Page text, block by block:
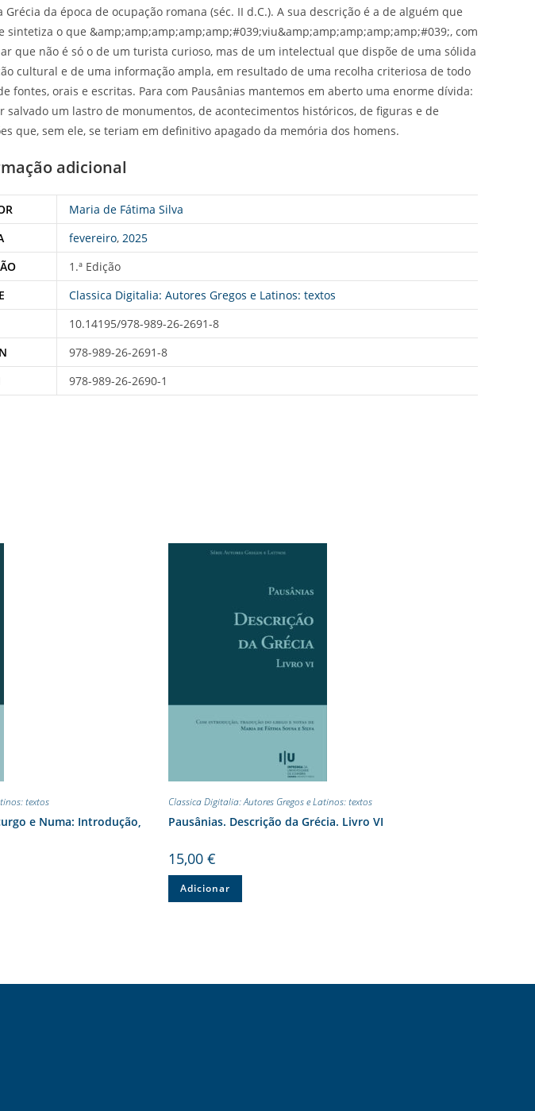
Grécia da época de ocupação romana (séc. II d.C.). A sua descrição é a de alguém que
sintetiza o que &amp;amp;amp;amp;amp;#039;viu&amp;amp;amp;amp;amp;#039;, com
que não é só o de um turista curioso, mas de um intelectual que dispõe de uma sólida
cultural e de uma informação ampla, em resultado de uma recolha criteriosa de todo
fontes, orais e escritas. Para com Pausânias mantemos em aberto uma enorme dívida:
salvado um lastro de monumentos, de acontecimentos históricos, de figuras e de
que, sem ele, se teriam em definitivo apagado da memória dos homens.
adicional
Maria de Fátima Silva
fevereiro, 2025
1.ª Edição
Classica Digitalia: Autores Gregos e Latinos: textos
10.14195/978-989-26-2691-8
978-989-26-2691-8
978-989-26-2690-1
textos
e Numa: Introdução,
Classica Digitalia: Autores Gregos e Latinos: textos
Pausânias. Descrição da Grécia. Livro VI
15,00 €
Adicionar